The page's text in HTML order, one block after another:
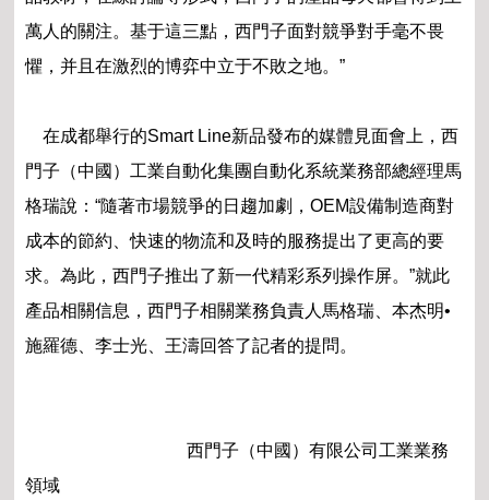
萬人的關注。基于這三點，西門子面對競爭對手毫不畏
懼，并且在激烈的博弈中立于不敗之地。”
在成都舉行的Smart Line新品發布的媒體見面會上，西
門子（中國）工業自動化集團自動化系統業務部總經理馬
格瑞說：“隨著市場競爭的日趨加劇，OEM設備制造商對
成本的節約、快速的物流和及時的服務提出了更高的要
求。為此，西門子推出了新一代精彩系列操作屏。”就此
產品相關信息，西門子相關業務負責人馬格瑞、本杰明•
施羅德、李士光、王濤回答了記者的提問。
西門子（中國）有限公司工業業務
領域